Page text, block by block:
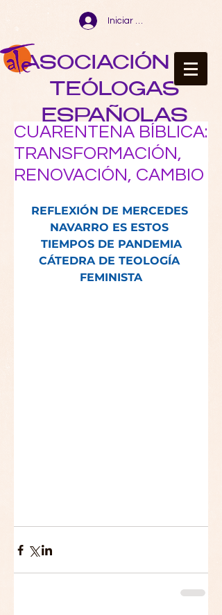
Iniciar sesión
ASOCIACIÓN DE
TEÓLOGAS
ESPAÑOLAS
CUARENTENA BÍBLICA:
TRANSFORMACIÓN,
RENOVACIÓN, CAMBIO
REFLEXIÓN DE MERCEDES
NAVARRO ES ESTOS
TIEMPOS DE PANDEMIA
CÁTEDRA DE TEOLOGÍA
FEMINISTA